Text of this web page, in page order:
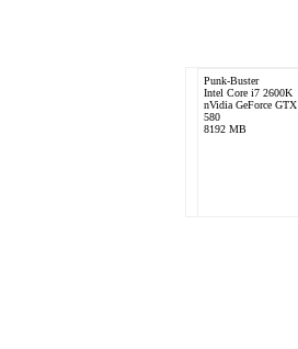
Punk-Buster
Intel Core i7 2600K
nVidia GeForce GTX
580
8192 MB